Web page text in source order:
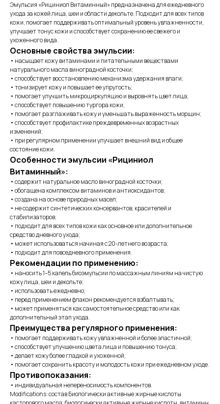
Эмульсия «Рициниол Витаминный» предназначена для ежедневного
ухода за кожей лица, шеи и области декольте. Подходит для всех типов
кожи, помогает поддерживать оптимальный уровень увлажненности,
улучшает тонус кожи и способствует сохранению ее свежего и
ухоженного вида.
Основные свойства эмульсии:
• насыщает кожу витаминами и питательными веществами
натурального масла виноградной косточки;
• способствует восстановлению механизма удержания влаги;
• тонизирует кожу и повышает ее упругость;
• помогает улучшить микроциркуляцию и выровнять цвет лица;
• способствует повышению тургора кожи;
• помогает разглаживать кожу и уменьшать выраженность морщин;
• способствует профилактике преждевременных возрастных
изменений;
• при регулярном применении улучшает внешний вид и общее
состояние кожи.
Особенности эмульсии «Рициниол
Витаминный»:
• содержит натуральное масло виноградной косточки;
• обогащена комплексом витаминов и антиоксидантов;
• создана на основе природных масел;
• не содержит синтетических консервантов, красителей и
стабилизаторов;
• подходит для всех типов кожи как основное или дополнительное
средство дневного ухода;
• может использоваться начиная с 20-летнего возраста;
• подходит для повседневного применения.
Рекомендации по применению:
• наносить 1–5 капель биоэмульсии по массажным линиям на чистую
кожу лица, шеи и декольте;
• использовать ежедневно;
• перед применением флакон рекомендуется взбалтывать;
• может применяться как самостоятельное средство или как
дополнительный этап ухода.
Преимущества регулярного применения:
• помогает поддерживать кожу увлажненной и более эластичной;
• способствует улучшению цвета лица и повышению тонуса;
• делает кожу более гладкой и ухоженной;
• помогает сохранить красоту и молодость кожи при ежедневном уходе.
Противопоказания:
• индивидуальная непереносимость компонентов.
Modifications: состав Биологически активные жирные кислоты